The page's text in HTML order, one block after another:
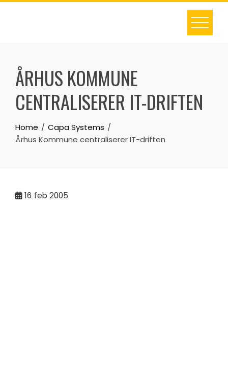
Skip
ÅRHUS KOMMUNE
CENTRALISERER IT-DRIFTEN
Home
Capa Systems
Århus Kommune centraliserer IT-driften
16 feb 2005